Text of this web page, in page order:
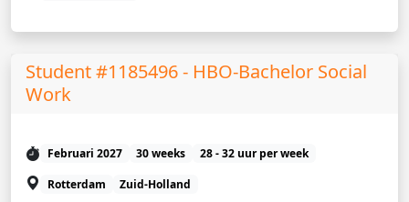
Student #1185496 - HBO-Bachelor Social
Work
Februari 2027 30 weeks
28 - 32 uur per week
Rotterdam
Zuid-Holland